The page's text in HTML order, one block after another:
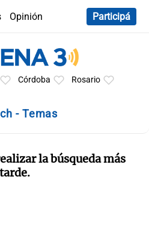
Opinión
Participá
Córdoba Rosario
- Temas
la búsqueda más
tarde.